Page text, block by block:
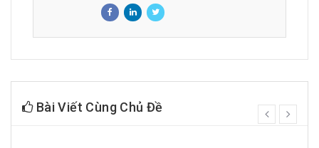
Bài Viết Cùng Chủ Đề
prev